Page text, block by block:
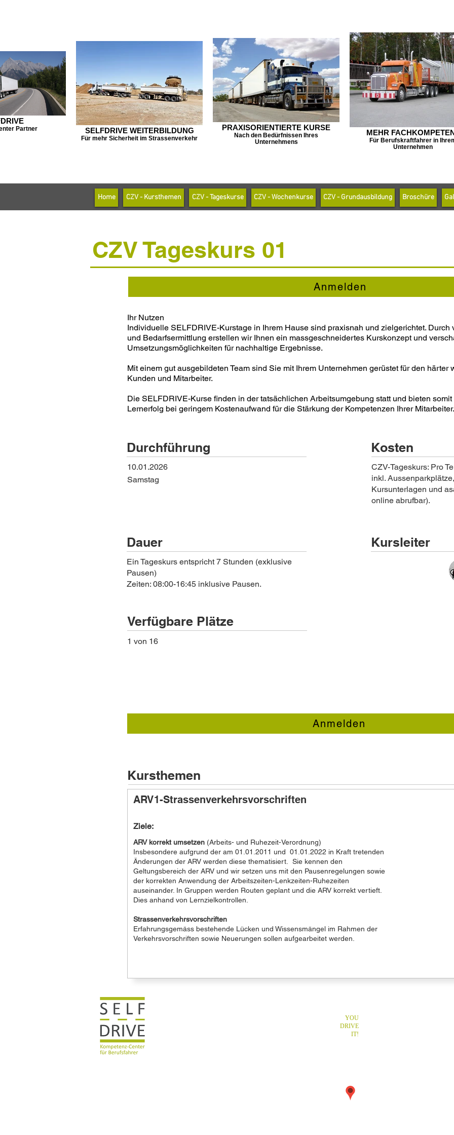
Partner SELFDRIVE WEITERBILDUNG
Für mehr Sicherheit im Strassenverkehr
PRAXISORIENTIERTE KURSE
Nach den Bedürfnissen Ihres
Unternehmens
MEHR
Für Berufskraftfahrer in
Unternehmen
Home CZV - Kursthemen CZV - Tageskurse CZV - Wochenkurse CZV - Grundausbildung Broschüre
CZV Tageskurs 01
Anmelden
Ihr Nutzen
Individuelle SELFDRIVE-Kurstage in Ihrem Hause sind praxisnah und zielgerichtet. Durch
und Bedarfsermittlung erstellen wir Ihnen ein massgeschneidertes Kurskonzept und
Umsetzungsmöglichkeiten für nachhaltige Ergebnisse.
Mit einem gut ausgebildeten Team sind Sie mit Ihrem Unternehmen gerüstet für den härter
Kunden und Mitarbeiter.
Die SELFDRIVE-Kurse finden in der tatsächlichen Arbeitsumgebung statt und bieten
Lernerfolg bei geringem Kostenaufwand für die Stärkung der Kompetenzen Ihrer Mitarbeiter.
Durchführung
10.01.2026
Samstag
Dauer
Ein Tageskurs entspricht 7 Stunden (exklusive
Pausen)
Zeiten: 08:00-16:45 inklusive Pausen.
Verfügbare Plätze
1 von 16
Kosten
CZV-Tageskurs: Pro
inkl.
Kursunterlagen und
online abrufbar).
Kursleiter
Anmelden
Kursthemen
ARV1-Strassenverkehrsvorschriften
Ziele:
ARV korrekt umsetzen (Arbeits- und Ruhezeit-Verordnung)
Insbesondere aufgrund der am 01.01.2011 und 01.01.2022 in Kraft tretenden
Änderungen der ARV werden diese thematisiert. Sie kennen den
Geltungsbereich der ARV und wir setzen uns mit den Pausenregelungen sowie
der korrekten Anwendung der Arbeitszeiten-Lenkzeiten-Ruhezeiten
auseinander. In Gruppen werden Routen geplant und die ARV korrekt vertieft.
Dies anhand von Lernzielkontrollen.
Strassenverkehrsvorschriften
Erfahrungsgemäss bestehende Lücken und Wissensmängel im Rahmen der
Verkehrsvorschriften sowie Neuerungen sollen aufgearbeitet werden.
YOU
DRIVE
IT!